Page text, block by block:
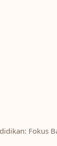
Fokus